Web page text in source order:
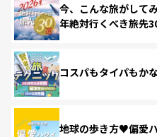
今、こんな旅がして
年絶対行くべき旅先
コスパもタイパもか
地球の歩き方♥偏愛